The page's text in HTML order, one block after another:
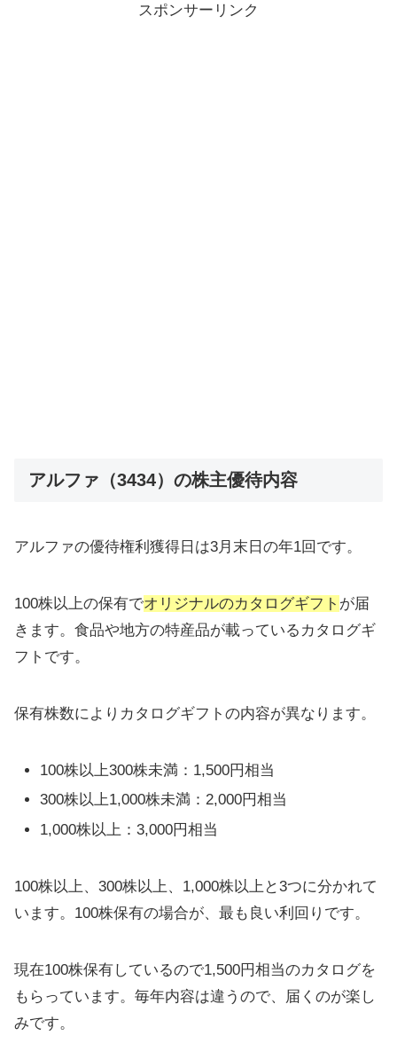
スポンサーリンク
アルファ（3434）の株主優待内容
アルファの優待権利獲得日は3月末日の年1回です。
100株以上の保有でオリジナルのカタログギフト が届
きます。食品や地方の特産品が載っているカタログギ
フトです。
保有株数によりカタログギフトの内容が異なります。
100株以上300株未満：1,500円相当
300株以上1,000株未満：2,000円相当
1,000株以上：3,000円相当
100株以上、300株以上、1,000株以上と3つに分かれて
います。100株保有の場合が、最も良い利回りです。
現在100株保有しているので1,500円相当のカタログを
もらっています。毎年内容は違うので、届くのが楽し
みです。